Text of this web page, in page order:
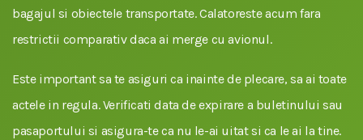
bagajul si obiectele transportate. Calatoreste acum fara
restrictii comparativ daca ai merge cu avionul.
Este important sa te asiguri ca inainte de plecare, sa ai toate
actele in regula. Verificati data de expirare a buletinului sau
pasaportului si asigura-te ca nu le-ai uitat si ca le ai la tine.